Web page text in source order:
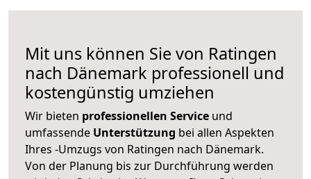
Mit uns können Sie von Ratingen
nach Dänemark professionell und
kostengünstig umziehen
Wir bieten professionellen Service und
umfassende Unterstützung bei allen Aspekten
Ihres -Umzugs von Ratingen nach Dänemark.
Von der Planung bis zur Durchführung werden